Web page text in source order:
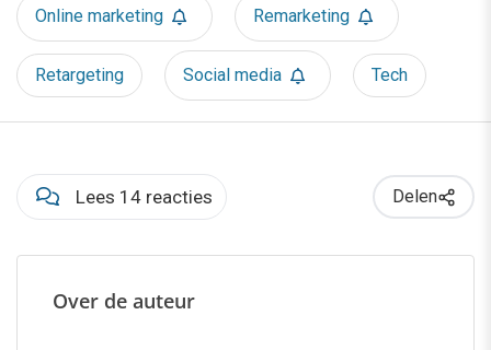
Online marketing Remarketing
Retargeting Social media Tech
Lees 14 reacties Delen
Over de auteur